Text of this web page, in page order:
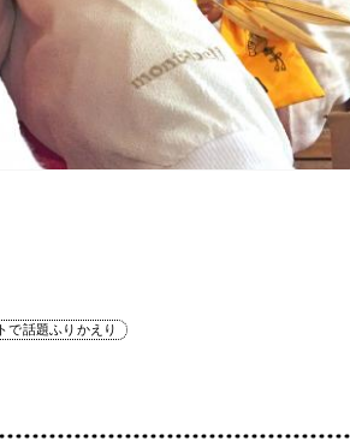
で話題ふりかえり